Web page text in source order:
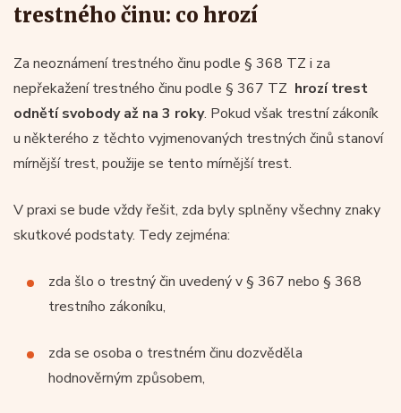
trestného činu: co hrozí
Za neoznámení trestného činu podle § 368 TZ i za
nepřekažení trestného činu podle § 367 TZ hrozí trest
odnětí svobody až na 3 roky. Pokud však trestní zákoník
u některého z těchto vyjmenovaných trestných činů stanoví
mírnější trest, použije se tento mírnější trest.
V praxi se bude vždy řešit, zda byly splněny všechny znaky
skutkové podstaty. Tedy zejména:
zda šlo o trestný čin uvedený v § 367 nebo § 368
trestního zákoníku,
zda se osoba o trestném činu dozvěděla
hodnověrným způsobem,